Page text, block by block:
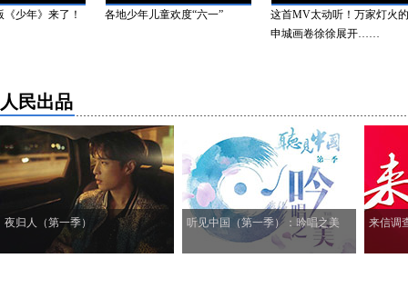
年》来了！ 各地少年儿童欢度“六一”
这首MV太动听！万家灯火的
申城画卷徐徐展开……
人民出品
夜归人（第一季） 听见中国（第一季）：吟唱之美 来信调